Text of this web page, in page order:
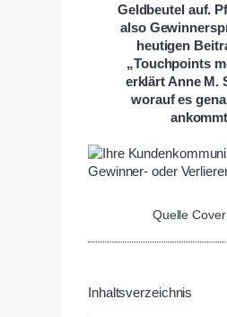
Geldbeutel auf.
also
heutigen
„Touchpoints
erklärt Anne M.
worauf es
Quelle
Inhaltsverzeichnis